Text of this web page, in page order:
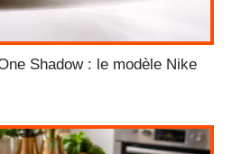
Shadow : le modèle Nike